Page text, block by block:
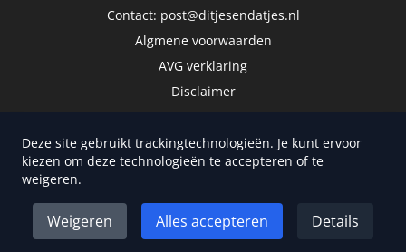
Contact: post@ditjesendatjes.nl
Algmene voorwaarden
AVG verklaring
Disclaimer
Deze site gebruikt trackingtechnologieën. Je kunt ervoor
kiezen om deze technologieën te accepteren of te
weigeren.
Weigeren Alles accepteren Details